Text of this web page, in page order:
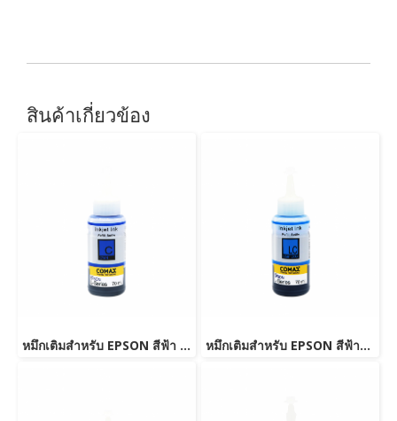
สินค้าเกี่ยวข้อง
หมึกเติมสำหรับ EPSON สีฟ้า 70 ml. โคแมกซ์ หมึกเติมสำหรับ EPSON สีฟ้าอ่อน 70 ml. โคแมกซ์